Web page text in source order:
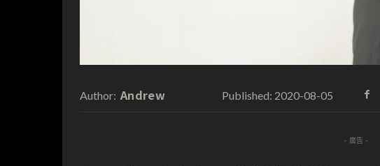
Author: Andrew Published: 2020-08-05
- 廣告 -